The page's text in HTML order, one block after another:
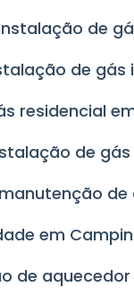
Instalação de
de gás
residencial
de
em
de